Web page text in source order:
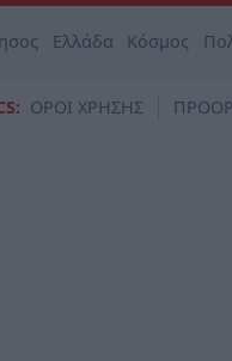
Ελλάδα Κόσμος
ΟΡΟΙ ΧΡΗΣΗΣ